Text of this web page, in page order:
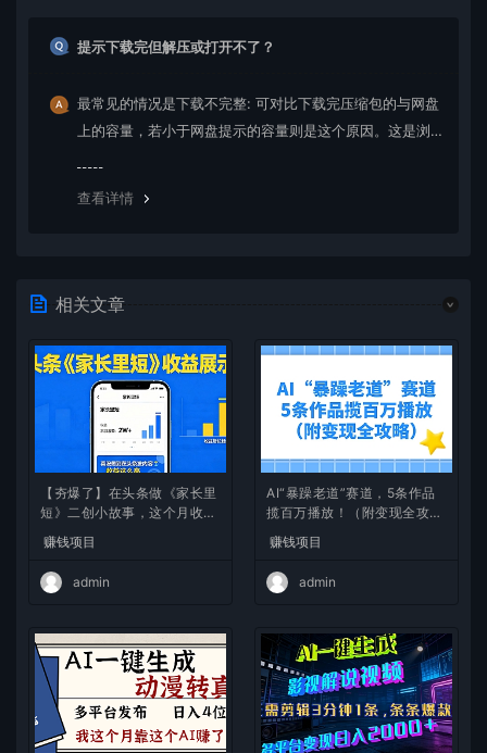
提示下载完但解压或打开不了？
最常见的情况是下载不完整: 可对比下载完压缩包的与网盘
上的容量，若小于网盘提示的容量则是这个原因。这是浏
查看详情
相关文章
【夯爆了】在头条做《家长里
短》二创小故事，这个月收益
2w+
赚钱项目
admin
AI“暴躁老道”赛道，5条作品
揽百万播放！（附变现全攻
略）
赚钱项目
admin